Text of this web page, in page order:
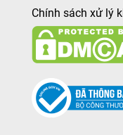
Chính sách xử lý